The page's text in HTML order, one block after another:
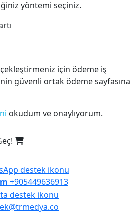
yöntemi seçiniz.
için ödeme iş
güvenli ortak ödeme sayfasına
okudum ve onaylıyorum.
+905449636913